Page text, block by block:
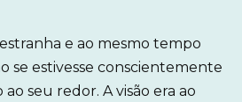
e ao mesmo tempo
se estivesse conscientemente
seu redor. A visão era ao